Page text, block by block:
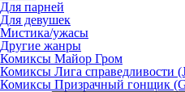
Для парней
Для девушек
Мистика/ужасы
Другие жанры
Комиксы Майор Гром
Комиксы Лига справедливости
Комиксы Призрачный гонщик